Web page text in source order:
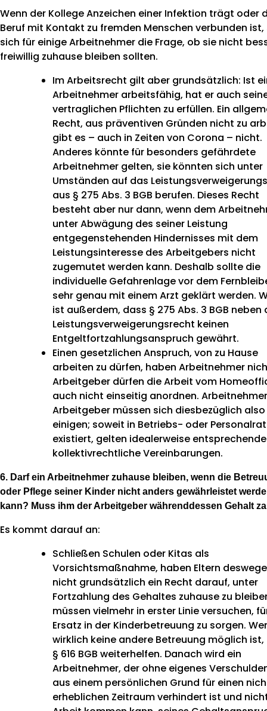
Wenn der Kollege Anzeichen einer Infektion trägt oder
Beruf mit Kontakt zu fremden Menschen verbunden
sich für einige Arbeitnehmer die Frage, ob sie nicht
freiwillig zuhause bleiben sollten.
Im Arbeitsrecht gilt aber grundsätzlich: Ist
Arbeitnehmer arbeitsfähig, hat er auch
vertraglichen Pflichten zu erfüllen. Ein
Recht, aus präventiven Gründen nicht zu
gibt es – auch in Zeiten von Corona – nicht.
Anderes könnte für besonders gefährdete
Arbeitnehmer gelten, sie könnten sich unter
Umständen auf das
aus § 275 Abs. 3 BGB berufen. Dieses Recht
besteht aber nur dann, wenn dem
unter Abwägung des seiner Leistung
entgegenstehenden Hindernisses mit dem
Leistungsinteresse des Arbeitgebers nicht
zugemutet werden kann. Deshalb sollte die
individuelle Gefahrenlage vor dem
sehr genau mit einem Arzt geklärt werden.
ist außerdem, dass § 275 Abs. 3 BGB neben
Leistungsverweigerungsrecht keinen
Entgeltfortzahlungsanspruch gewährt.
Einen gesetzlichen Anspruch, von zu Hause
arbeiten zu dürfen, haben Arbeitnehmer
Arbeitgeber dürfen die Arbeit vom
auch nicht einseitig anordnen.
Arbeitgeber müssen sich diesbezüglich also
einigen; soweit in Betriebs- oder Personalrat
existiert, gelten idealerweise entsprechende
kollektivrechtliche Vereinbarungen.
6. Darf ein Arbeitnehmer zuhause bleiben, wenn die
oder Pflege seiner Kinder nicht anders gewährleistet
kann? Muss ihm der Arbeitgeber währenddessen Gehalt
Es kommt darauf an:
Schließen Schulen oder Kitas als
Vorsichtsmaßnahme, haben Eltern
nicht grundsätzlich ein Recht darauf, unter
Fortzahlung des Gehaltes zuhause zu
müssen vielmehr in erster Linie versuchen,
Ersatz in der Kinderbetreuung zu sorgen.
wirklich keine andere Betreuung möglich ist,
§ 616 BGB weiterhelfen. Danach wird ein
Arbeitnehmer, der ohne eigenes
aus einem persönlichen Grund für einen
erheblichen Zeitraum verhindert ist und